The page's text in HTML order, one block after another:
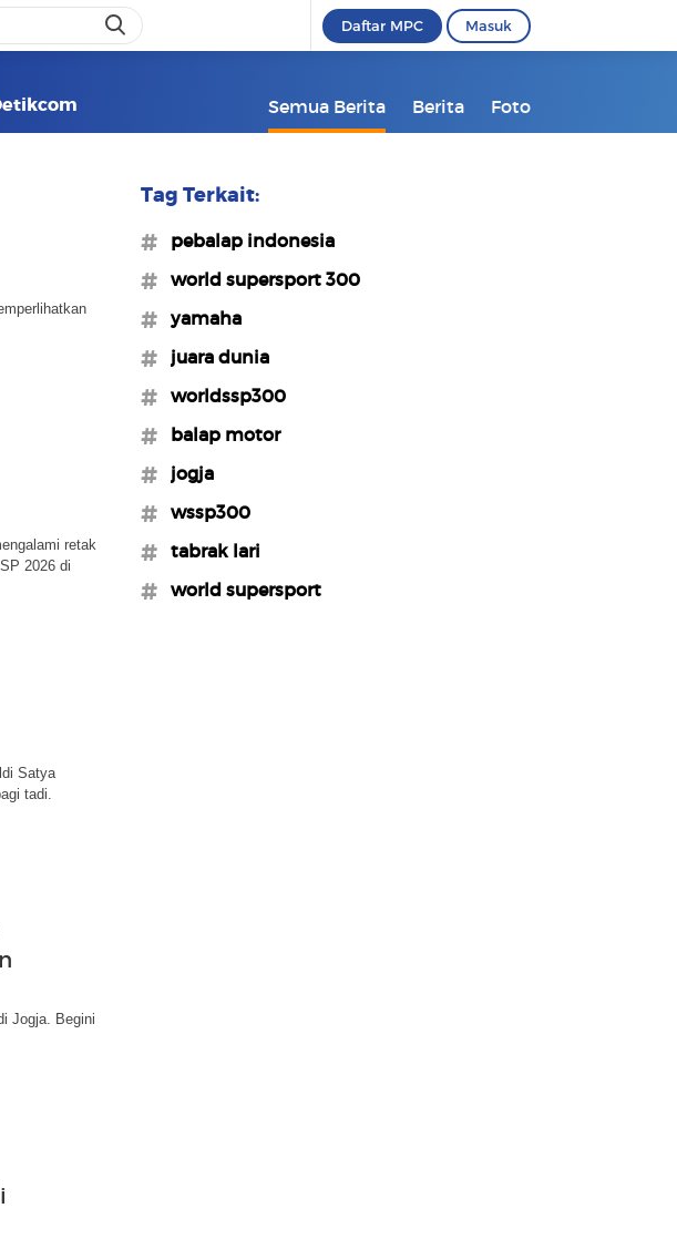
Daftar MPC Masuk
Semua Berita Berita Foto
retak
2026 di
Satya
tadi.
Jogja. Begini
Tag Terkait:
#pebalap indonesia
#world supersport 300
#yamaha
#juara dunia
#worldssp300
#balap motor
#jogja
#wssp300
#tabrak lari
#world supersport